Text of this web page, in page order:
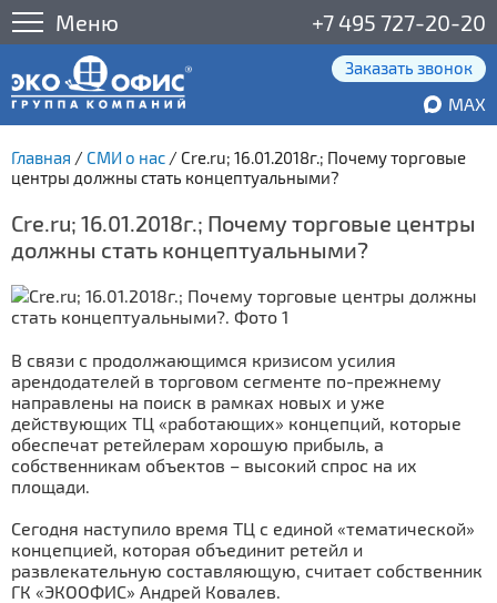
Меню +7 495 727-20-20
Заказать звонок
MAX
Главная / СМИ о нас / Cre.ru; 16.01.2018г.; Почему торговые
центры должны стать концептуальными?
Cre.ru; 16.01.2018г.; Почему торговые центры
должны стать концептуальными?
В связи с продолжающимся кризисом усилия
арендодателей в торговом сегменте по-прежнему
направлены на поиск в рамках новых и уже
действующих ТЦ «работающих» концепций, которые
обеспечат ретейлерам хорошую прибыль, а
собственникам объектов – высокий спрос на их
площади.
Сегодня наступило время ТЦ с единой «тематической»
концепцией, которая объединит ретейл и
развлекательную составляющую, считает собственник
ГК «ЭКООФИС» Андрей Ковалев.